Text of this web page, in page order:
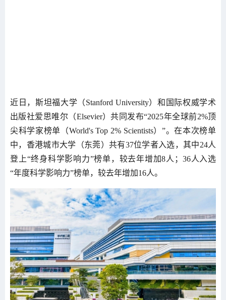
近日，斯坦福大学（Stanford University）和国际权威学术
出版社爱思唯尔（Elsevier）共同发布“2025年全球前2%顶
尖科学家榜单（World's Top 2% Scientists）”。在本次榜单
中，香港城市大学（东莞）共有37位学者入选，其中24人
登上“终身科学影响力”榜单，较去年增加8人；36人入选
“年度科学影响力”榜单，较去年增加16人。